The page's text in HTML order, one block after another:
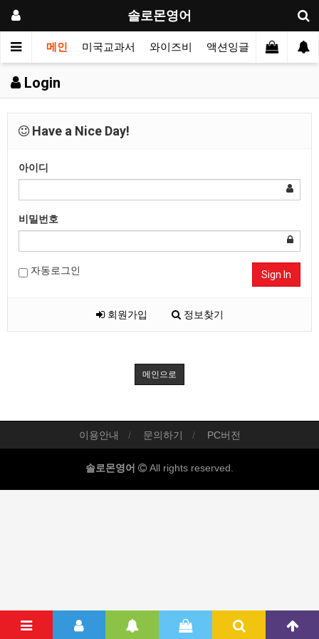
솔로몬영어
메인 미국교과서 와이즈비 액션잉글리시 싱어롱
Login
Have a Nice Day!
아이디
비밀번호
자동로그인 Sign In
회원가입 정보찾기
메인으로
이용안내 문의하기 PC버전
솔로몬영어 All rights reserved.